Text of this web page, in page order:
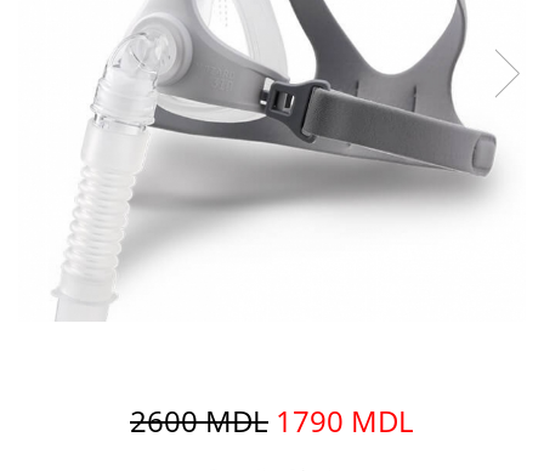
2600 MDL 1790 MDL